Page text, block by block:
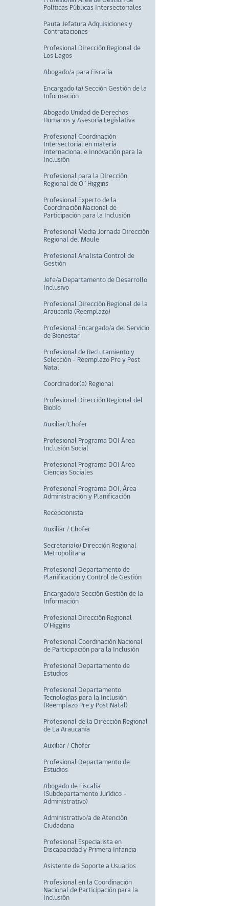
Políticas Públicas Intersectoriales
Pauta Jefatura Adquisiciones y
Contrataciones
Profesional Dirección Regional de
Los Lagos
Abogado/a para Fiscalía
Encargado (a) Sección Gestión de la
Información
Abogado Unidad de Derechos
Humanos y Asesoría Legislativa
Profesional Coordinación
Intersectorial en materia
Internacional e Innovación para la
Inclusión
Profesional para la Dirección
Regional de O´Higgins
Profesional Experto de la
Coordinación Nacional de
Participación para la Inclusión
Profesional Media Jornada Dirección
Regional del Maule
Profesional Analista Control de
Gestión
Jefe/a Departamento de Desarrollo
Inclusivo
Profesional Dirección Regional de la
Araucanía (Reemplazo)
Profesional Encargado/a del Servicio
de Bienestar
Profesional de Reclutamiento y
Selección - Reemplazo Pre y Post
Natal
Coordinador(a) Regional
Profesional Dirección Regional del
Biobío
Auxiliar/Chofer
Profesional Programa DOI Área
Inclusión Social
Profesional Programa DOI Área
Ciencias Sociales
Profesional Programa DOI, Área
Administración y Planificación
Recepcionista
Auxiliar / Chofer
Secretaria(o) Dirección Regional
Metropolitana
Profesional Departamento de
Planificación y Control de Gestión
Encargado/a Sección Gestión de la
Información
Profesional Dirección Regional
O'Higgins
Profesional Coordinación Nacional
de Participación para la Inclusión
Profesional Departamento de
Estudios
Profesional Departamento
Tecnologías para la Inclusión
(Reemplazo Pre y Post Natal)
Profesional de la Dirección Regional
de La Araucanía
Auxiliar / Chofer
Profesional Departamento de
Estudios
Abogado de Fiscalía
(Subdepartamento Jurídico -
Administrativo)
Administrativo/a de Atención
Ciudadana
Profesional Especialista en
Discapacidad y Primera Infancia
Asistente de Soporte a Usuarios
Profesional en la Coordinación
Nacional de Participación para la
Inclusión